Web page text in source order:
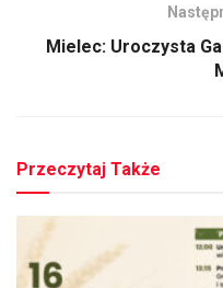
Mielec: Uroczysta
Przeczytaj Także